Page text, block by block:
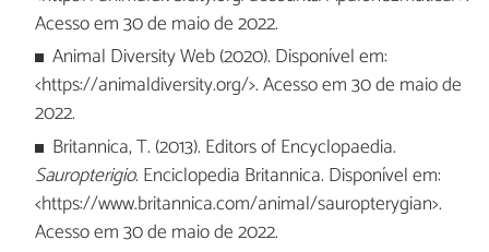
Acesso em 30 de maio de 2022.
Animal Diversity Web (2020). Disponível em:
<https://animaldiversity.org/>. Acesso em 30 de maio de
2022.
Britannica, T. (2013). Editors of Encyclopaedia.
Sauropterigio. Enciclopedia Britannica. Disponível em:
<https://www.britannica.com/animal/sauropterygian>.
Acesso em 30 de maio de 2022.